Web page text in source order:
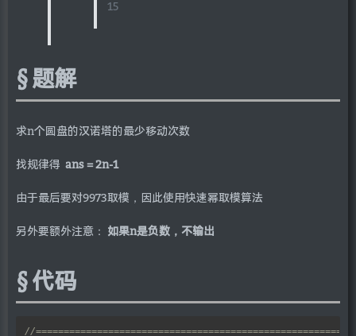
15
题解
求n个圆盘的汉诺塔的最少移动次数
找规律得 ans = 2n-1
由于最后要对9973取模，因此使用快速幂取模算法
另外要额外注意： 如果n是负数，不输出
代码